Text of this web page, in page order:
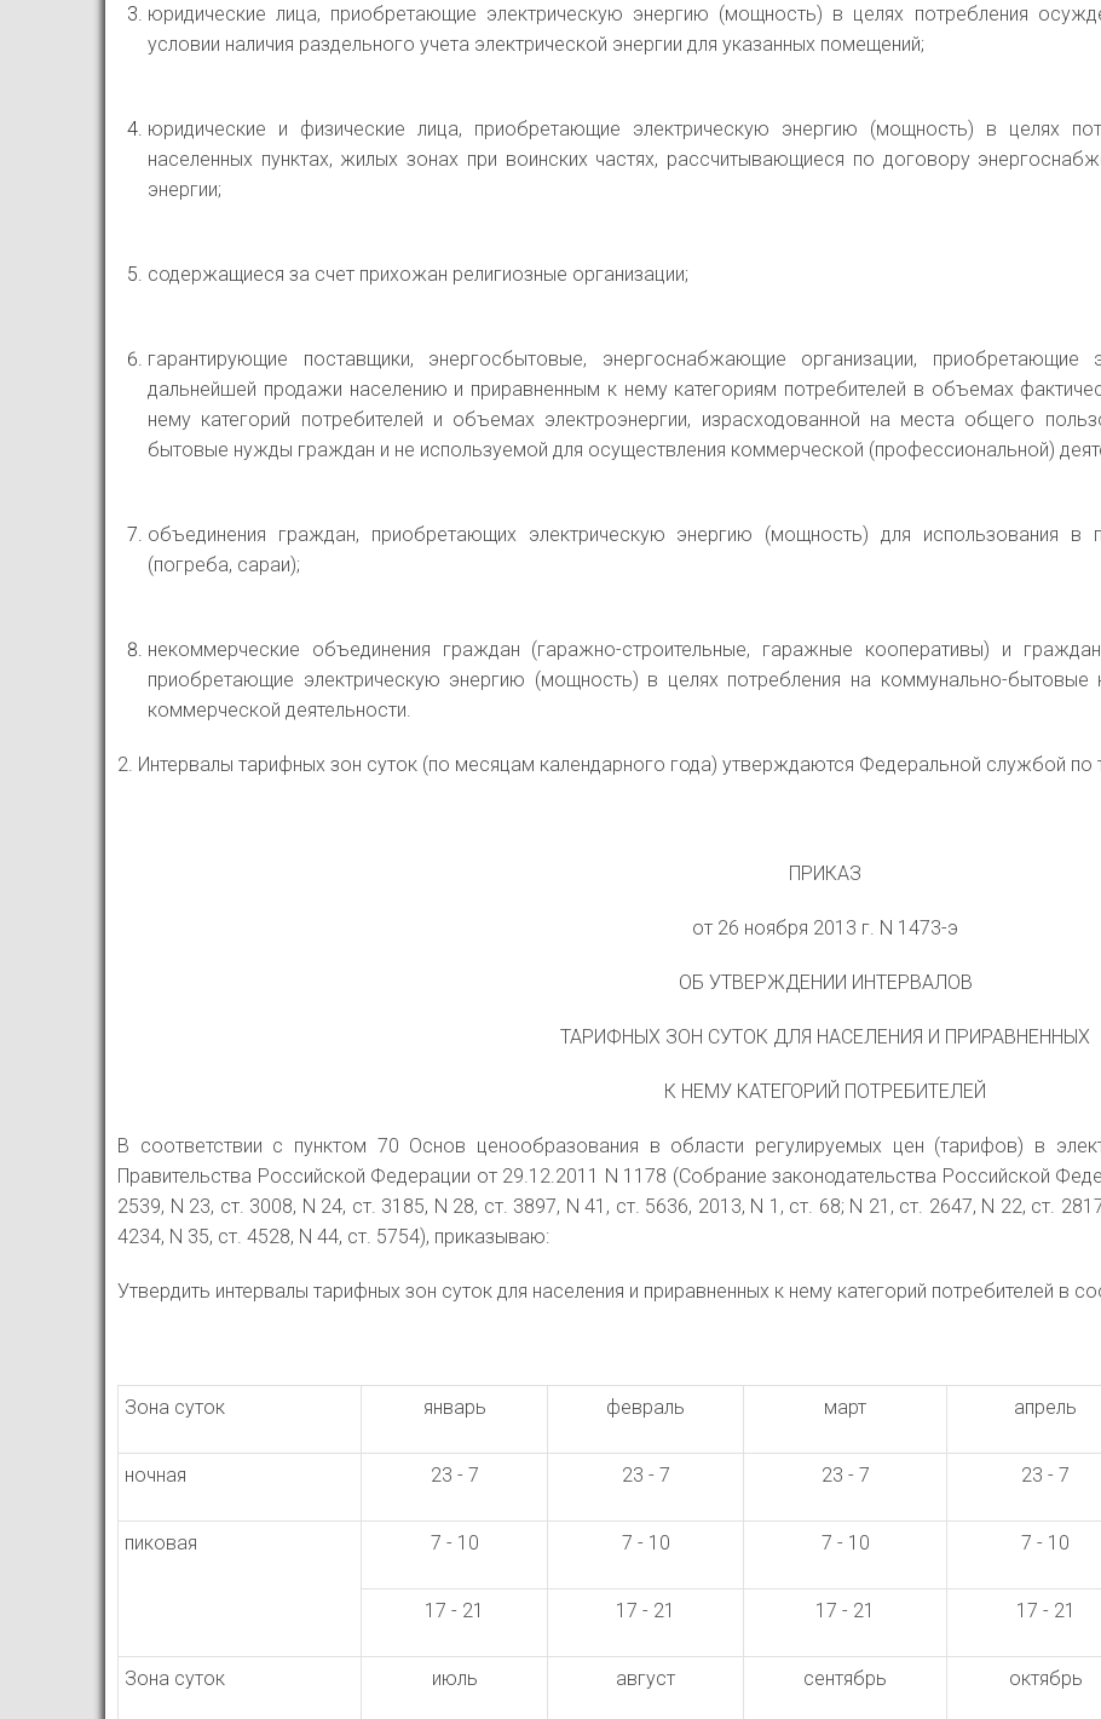
юридические лица, приобретающие электрическую энергию (мощность) в целях потребления
условии наличия раздельного учета электрической энергии для указанных помещений;
юридические и физические лица, приобретающие электрическую энергию (мощность) в целях
населенных пунктах, жилых зонах при воинских частях, рассчитывающиеся по договору
энергии;
содержащиеся за счет прихожан религиозные организации;
гарантирующие поставщики, энергосбытовые, энергоснабжающие организации,
дальнейшей продажи населению и приравненным к нему категориям потребителей в объемах
нему категорий потребителей и объемах электроэнергии, израсходованной на места общего
бытовые нужды граждан и не используемой для осуществления коммерческой (профессиональной)
объединения граждан, приобретающих электрическую энергию (мощность) для использования в
(погреба, сараи);
некоммерческие объединения граждан (гаражно-строительные, гаражные кооперативы) и
приобретающие электрическую энергию (мощность) в целях потребления на коммунально-
коммерческой деятельности.
2. Интервалы тарифных зон суток (по месяцам календарного года) утверждаются Федеральной службой по
ПРИКАЗ
от 26 ноября 2013 г. N 1473-э
ОБ УТВЕРЖДЕНИИ ИНТЕРВАЛОВ
ТАРИФНЫХ ЗОН СУТОК ДЛЯ НАСЕЛЕНИЯ И ПРИРАВНЕННЫХ
К НЕМУ КАТЕГОРИЙ ПОТРЕБИТЕЛЕЙ
В соответствии с пунктом 70 Основ ценообразования в области регулируемых цен (тарифов) в
Правительства Российской Федерации от 29.12.2011 N 1178 (Собрание законодательства Российской
2539, N 23, ст. 3008, N 24, ст. 3185, N 28, ст. 3897, N 41, ст. 5636, 2013, N 1, ст. 68; N 21, ст. 2647, N 22, ст.
4234, N 35, ст. 4528, N 44, ст. 5754), приказываю:
Утвердить интервалы тарифных зон суток для населения и приравненных к нему категорий потребителей в
Зона суток январь февраль март апрель
ночная 23 - 7 23 - 7 23 - 7 23 - 7
пиковая 7 - 10 7 - 10 7 - 10 7 - 10
17 - 21 17 - 21 17 - 21 17 - 21
Зона суток июль август сентябрь октябрь